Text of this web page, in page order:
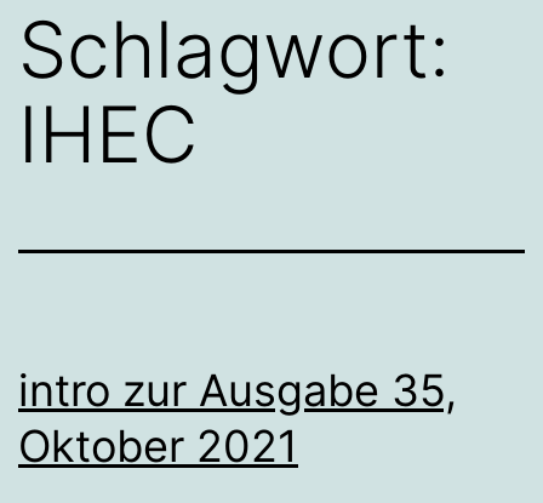
Schlagwort:
IHEC
intro zur Ausgabe 35,
Oktober 2021